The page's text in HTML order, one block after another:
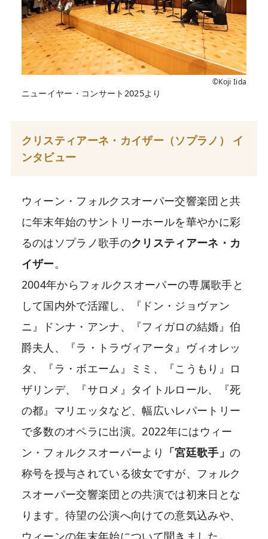
©Koji Iida
ニューイヤー・コンサート2025より
クリスティアーネ・カイザー（ソプラノ） イ
ンタビュー
ウィーン・フォルクスオーパー交響楽団と共
に年末年始のサントリーホールを華やかに彩
るのはソプラノ歌手のクリスティアーネ・カ
イザー。
2004年からフォルクスオーパーの専属歌手と
して国内外で活躍し、『ドン・ジョヴァン
ニ』ドンナ・アンナ、『フィガロの結婚』伯
爵夫人、『ラ・トラヴィアータ』ヴィオレッ
タ、『ラ・ボエーム』ミミ、『こうもり』ロ
ザリンデ、『サロメ』タイトルロール、『死
の都』マリエッタなど、幅広いレパートリー
で多数のオペラに出演。2022年にはウィー
ン・フォルクスオーパーより 「宮廷歌手」 の
称号を授与されている彼女ですが、フォルク
スオーパー交響楽団との共演では初来日とな
ります。待望の公演へ向けての意気込みや、
ウィーンの年末年始について聞きました。